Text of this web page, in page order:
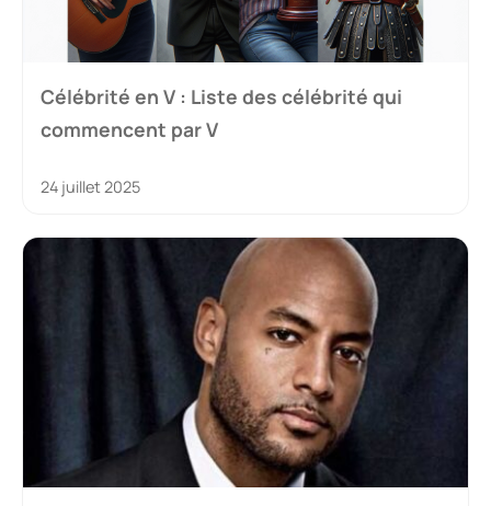
Célébrité en V : Liste des célébrité qui
commencent par V
24 juillet 2025